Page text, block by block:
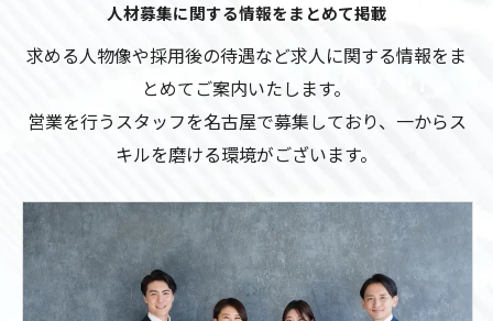
人材募集に関する情報をまとめて掲載
求める人物像や採用後の待遇など求人に関する情報をま
とめてご案内いたします。
営業を行うスタッフを名古屋で募集しており、一からス
キルを磨ける環境がございます。